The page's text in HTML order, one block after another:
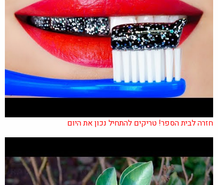
חזרה לבית הספר! טריקים להתחיל נכון את היום